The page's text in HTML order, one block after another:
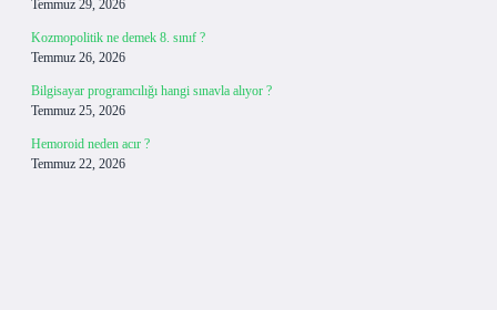
Temmuz 29, 2026
Kozmopolitik ne demek 8. sınıf ?
Temmuz 26, 2026
Bilgisayar programcılığı hangi sınavla alıyor ?
Temmuz 25, 2026
Hemoroid neden acır ?
Temmuz 22, 2026